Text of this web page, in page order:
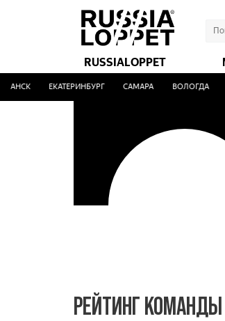
RUSSIALOPPET
ЕКАТЕРИНБУРГ САМАРА ВОЛОГДА
РЕЙТИНГ КОМАНДЫ